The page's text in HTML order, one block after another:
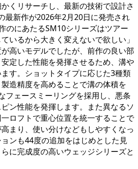
くリサーチし、最新の技術で設計さ
最新作が2026年2月20日に発売され
のにあたるSM10シリーズはツアー
いるから大きく変えないで欲しい」
高いモデルでしたが、前作の良い部
定した性能を発揮させるため、溝や
す。ショットタイプに応じた3種類
造精度を高めることで溝の体積を
フェースミーリングを採用し、悪条
ン性能を発揮します。また異なるソ
ロフトで重心位置を統一することで
まり、使い分けなどもしやすくなっ
ンも44度の追加をはじめとした見
に完成度の高いウェッジシリーズと